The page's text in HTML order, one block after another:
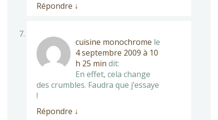
Répondre ↓
cuisine monochrome le
4 septembre 2009 à 10
h 25 min dit:
En effet, cela change
des crumbles. Faudra que j’essaye
!
Répondre ↓